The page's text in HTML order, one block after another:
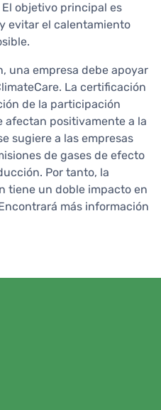
objetivo principal es
evitar el calentamiento
una empresa debe apoyar
La certificación
de la participación
afectan positivamente a la
sugiere a las empresas
de gases de efecto
Por tanto, la
tiene un doble impacto en
más información